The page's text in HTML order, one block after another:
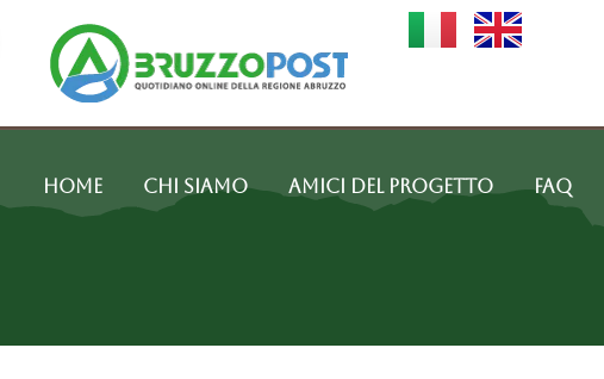
Home Chi siamo Amici del progetto FAQ